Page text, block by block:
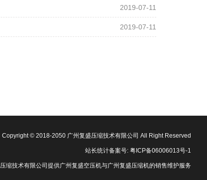
2019-07-11
2019-07-11
Copyright © 2018-2050 广州复盛压缩技术有限公司 All Right Reserved
站长统计备案号: 粤ICP备06006013号-1
压缩技术有限公司提供广州复盛空压机与广州复盛压缩机的销售维护服务